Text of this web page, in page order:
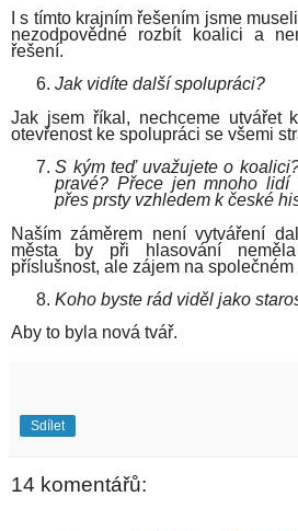
I s tímto krajním řešením jsme
nezodpovědné rozbít koalici a
řešení.
Jak vidíte další spolupráci?
Jak jsem říkal, nechceme utvářet
otevřenost ke spolupráci se všemi
S kým teď uvažujete o
pravé? Přece jen mnoho
přes prsty vzhledem k české
Naším záměrem není vytváření
města by při hlasování
příslušnost, ale zájem na společném
Koho byste rád viděl jako
Aby to byla nová tvář.
Sdílet
14 komentářů: